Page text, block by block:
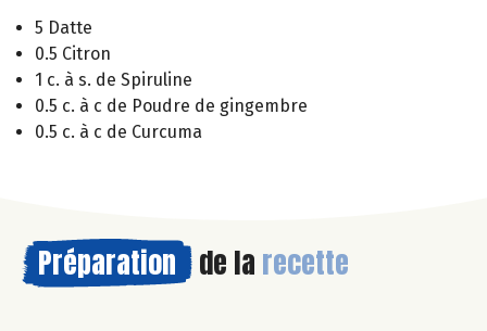
5 Datte
0.5 Citron
1 c. à s. de Spiruline
0.5 c. à c de Poudre de gingembre
0.5 c. à c de Curcuma
Préparation de la recette